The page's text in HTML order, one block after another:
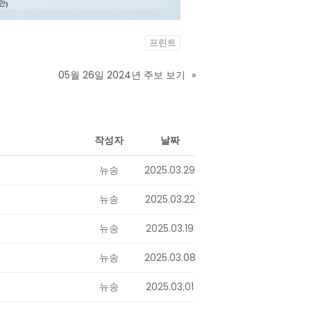
프린트
05월 26일 2024년 주보 보기 »
작성자 날짜
뉴송 2025.03.29
뉴송 2025.03.22
뉴송 2025.03.19
뉴송 2025.03.08
뉴송 2025.03.01